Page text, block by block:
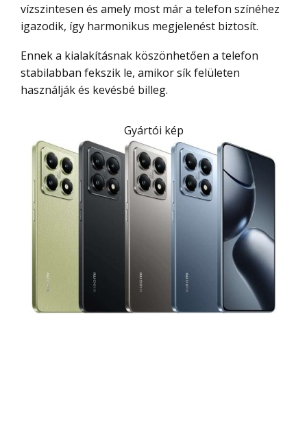
vízszintesen és amely most már a telefon színéhez
igazodik, így harmonikus megjelenést biztosít.
Ennek a kialakításnak köszönhetően a telefon
stabilabban fekszik le, amikor sík felületen
használják és kevésbé billeg.
Gyártói kép